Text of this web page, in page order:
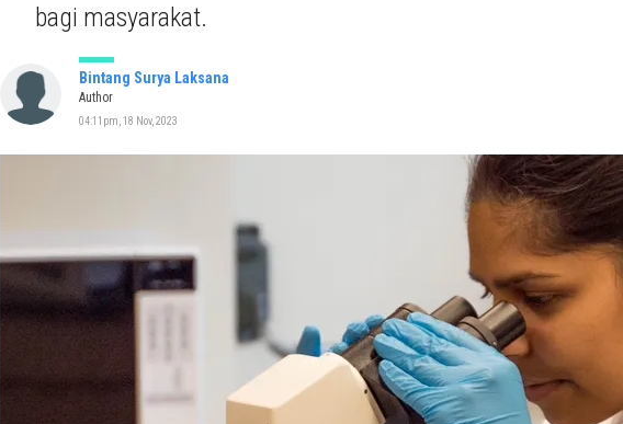
bagi masyarakat.
Bintang Surya Laksana
Author
04:11pm, 18 Nov, 2023